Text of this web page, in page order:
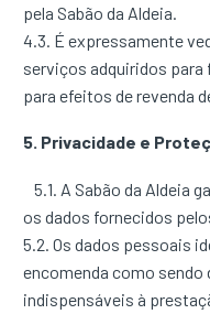
pela Sabão da Aldeia.
4.3. É expressamente
serviços adquiridos
para efeitos de revenda
5. Privacidade e
5.1. A Sabão da Aldeia
os dados fornecidos
5.2. Os dados pessoais
encomenda como
indispensáveis à